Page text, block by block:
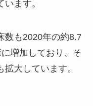
ます。
数も2020年の約8.7
増加しており、そ
大しています。